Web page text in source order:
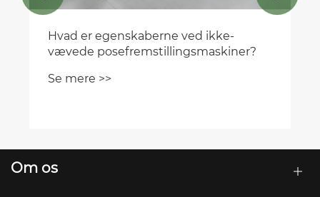
Om os